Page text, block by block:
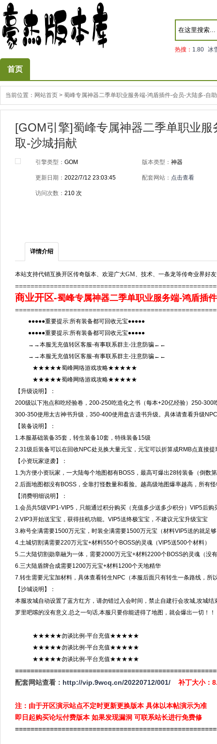
热搜： 1.80 冰
首页
当前位置： 网站首页 > 蜀峰专属神器二季单职业服务端-鸿盾插件-会员-大陆多-自
[GOM引擎]蜀峰专属神器二季单职业
取-沙城捐献
引擎类型： GOM 版本类型： 神器
更新日期： 2022/7/12 23:03:45 配套网站： 点击查看
访问次数： 210 次
详情介绍
本站支持代销互换开区传奇版本、欢迎广大GM、技术、一条龙等传奇业界好
商业开区-蜀峰专属神器二季单职业服务端-鸿盾插
●●●●●重要提示:所有装备都可回收元宝●●●●●
●●●●●重要提示:所有装备都可回收元宝●●●●●
→→本服无充值转区客服-有事联系群主-注意防骗←←
→→本服无充值转区客服-有事联系群主-注意防骗←←
★★★★★蜀峰网络游戏攻略★★★★★
★★★★★蜀峰网络游戏攻略★★★★★
【升级说明】：
200级以下泡点和吃经验卷，200-250吃造化之书（每本+20亿经验）250-300
300-350使用太古神书升级，350-400使用盘古遗书升级。具体请查看升级NPC
【装备说明】：
1.本服基础装备35套，转生装备10套，特殊装备15级
2.31级后装备可以在回收NPC处兑换大量元宝，元宝可以折算成RMB点直接
【小资玩家逆袭】：
1.为方便小资玩家，一大陆每个地图都有BOSS，最高可爆出28转装备（倒数
2.后面地图都没有BOSS，全靠打怪数量和看脸。越高级地图爆率越高，所有
【消费明细说明】：
1.会员共5级VIP1-VIP5，只能通过积分购买（充值多少送多少积分）VIP5后购
2.VIP3开始送宝宝，获得挂机功能。VIP5送终极宝宝，不建议元宝升级宝宝
3.称号全满需要1500万元宝，时装全满需要1500万元宝（材料VIP5送的就足
4.土城切割满需要220万元宝+材料550个BOSS的灵魂（VIP5送500个材料）
5.二大陆切割勋章融为一体，需要2000万元宝+材料2200个BOSS的灵魂（没
6.三大陆盾牌合成需要1200万元宝+材料1200个天地精华
7.转生需要元宝加材料，具体查看转生NPC（本服后面只有转生一条路线，所
【沙城说明】：
本服攻城自动设置了蓝方红方，请勿错过入会时间，禁止自建行会攻城,攻城
罗里吧嗦的没有意义.总之一句话,本服只要你能进得了地图，就会爆出一切！！
★★★★★勿谈比例-平台充值★★★★★
★★★★★勿谈比例-平台充值★★★★★
★★★★★勿谈比例-平台充值★★★★★
配套网站查看： http://vip.9wcq.cn/20220712/001/ 补丁大小
注：由于开区演示站点不定时更新更换版本 具体以本帖演示为准
即日起购买论坛付费版本 如果发现漏洞 可联系站长进行免费修